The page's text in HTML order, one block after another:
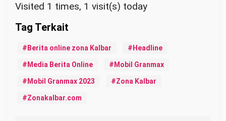
Visited 1 times, 1 visit(s) today
Berita online zona Kalbar Headline
Media Berita Online Mobil Granmax
Mobil Granmax 2023 Zona Kalbar
Zonakalbar.com